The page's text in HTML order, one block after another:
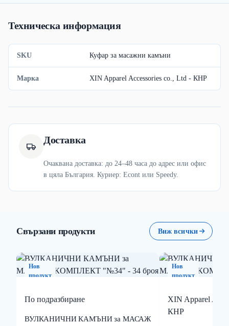
Техническа информация
SKU Куфар за масажни камъни
Марка XIN Apparel Accessories co., Ltd - КНР
Доставка
Очаквана доставка: до 24–48 часа до адрес или офис
в цяла България. Куриер: Econt или Speedy.
Свързани продукти Виж всички
Нов
продукт
По подразбиране
ВУЛКАНИЧНИ КАМЪНИ за МАСАЖ
Нов
продукт
XIN Apparel
КНР